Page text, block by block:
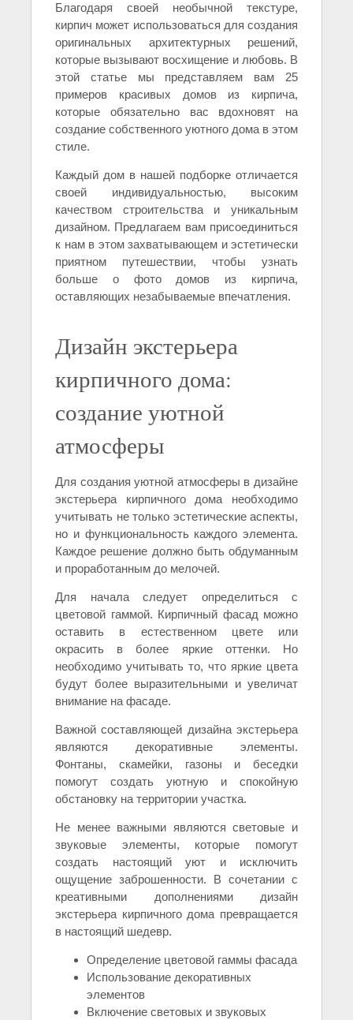
Благодаря своей необычной текстуре,
кирпич может использоваться для создания
оригинальных архитектурных решений,
которые вызывают восхищение и любовь. В
этой статье мы представляем вам 25
примеров красивых домов из кирпича,
которые обязательно вас вдохновят на
создание собственного уютного дома в этом
стиле.
Каждый дом в нашей подборке отличается
своей индивидуальностью, высоким
качеством строительства и уникальным
дизайном. Предлагаем вам присоединиться
к нам в этом захватывающем и эстетически
приятном путешествии, чтобы узнать
больше о фото домов из кирпича,
оставляющих незабываемые впечатления.
Дизайн экстерьера
кирпичного дома:
создание уютной
атмосферы
Для создания уютной атмосферы в дизайне
экстерьера кирпичного дома необходимо
учитывать не только эстетические аспекты,
но и функциональность каждого элемента.
Каждое решение должно быть обдуманным
и проработанным до мелочей.
Для начала следует определиться с
цветовой гаммой. Кирпичный фасад можно
оставить в естественном цвете или
окрасить в более яркие оттенки. Но
необходимо учитывать то, что яркие цвета
будут более выразительными и увеличат
внимание на фасаде.
Важной составляющей дизайна экстерьера
являются декоративные элементы.
Фонтаны, скамейки, газоны и беседки
помогут создать уютную и спокойную
обстановку на территории участка.
Не менее важными являются световые и
звуковые элементы, которые помогут
создать настоящий уют и исключить
ощущение заброшенности. В сочетании с
креативными дополнениями дизайн
экстерьера кирпичного дома превращается
в настоящий шедевр.
Определение цветовой гаммы фасада
Использование декоративных
элементов
Включение световых и звуковых